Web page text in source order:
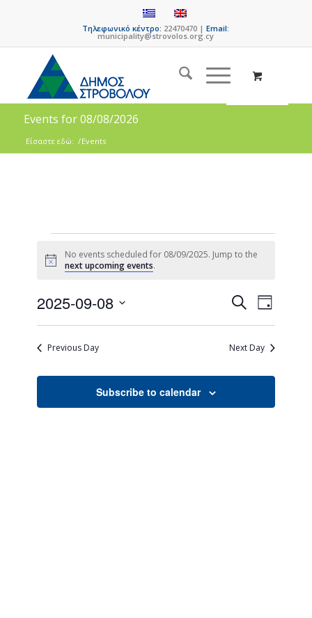
Τηλεφωνικό κέντρο: 22470470 |Email:
municipality@strovolos.org.cy
Events for 08/08/2026
Είσαστε εδώ: /Events
Notice
No events scheduled for 08/09/2025. Jump to the
next upcoming events.
Events
Search
and
SearchEvent
Views
Day
2025-09-08
Previous Day
Next Day
Subscribe to calendar